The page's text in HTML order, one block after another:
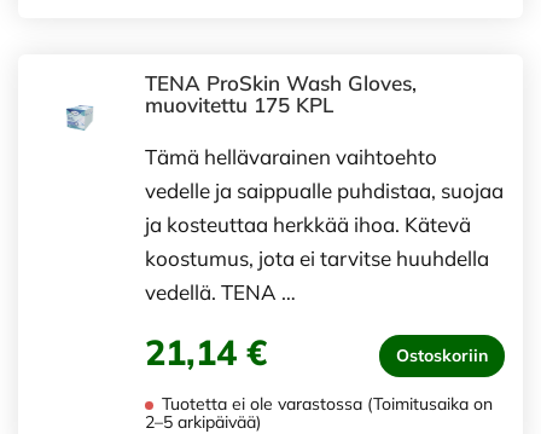
TENA ProSkin Wash Gloves,
muovitettu 175 KPL
Tämä hellävarainen vaihtoehto
vedelle ja saippualle puhdistaa, suojaa
ja kosteuttaa herkkää ihoa. Kätevä
koostumus, jota ei tarvitse huuhdella
vedellä. TENA …
21,14 € Ostoskoriin
Tuotetta ei ole varastossa (Toimitusaika on
2–5 arkipäivää)